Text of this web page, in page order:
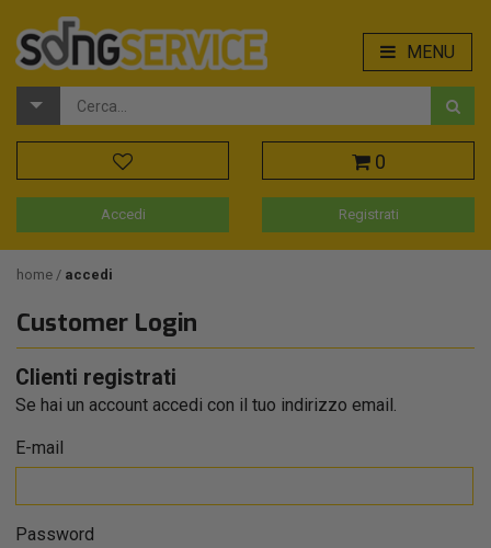
MENU
0
Accedi Registrati
home accedi
Customer Login
Clienti registrati
Se hai un account accedi con il tuo indirizzo email.
E-mail
Password